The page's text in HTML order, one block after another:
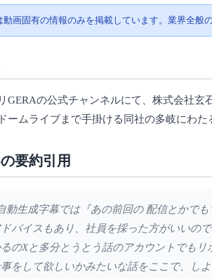
動画固有の情報のみを掲載しています。業界全般
GERAの公式チャンネルにて、株式会社
ームライブまで手掛ける同社の多岐にわ
要約引用
動生成字幕では『あの前回の 配信とかで
バイスもあり、社員を採った方がいいの
るのXと多分とうとう話のアカウントでも
事をして欲しいかみたいな話をここで、し